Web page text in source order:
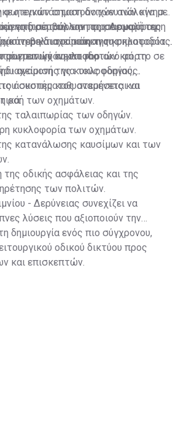
φωτεινών σηματοδοτών ανάλογα με
συμβάλλοντας σε ομαλότερη
διαχείριση της κυκλοφορίας.
η εγκατάσταση ανιχνευτών κίνησης
διασταύρωση της Λεωφόρου
τη βελτιστοποίηση της
φωτεινών σηματοδοτών και τη
αναμονής για τους οδηγούς.
επιτρέπουν την προσαρμογή της
και του κόκκινου σηματοδότη
κυκλοφοριακό φόρτο σε
επιτυγχάνεται πιο
της κυκλοφορίας,
άσκοπες καθυστερήσεις και
ροή των οχημάτων.
συστήματος αναμένεται να
ταλαιπωρίας των οδηγών.
κυκλοφορία των οχημάτων.
κατανάλωσης καυσίμων και των
οδικής ασφάλειας και της
των πολιτών.
- Δερύνειας συνεχίζει να
λύσεις που αξιοποιούν την
δημιουργία ενός πιο σύγχρονου,
οδικού δικτύου προς
και επισκεπτών.